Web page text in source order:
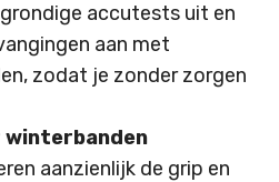
accutests uit en
aan met
zodat je zonder zorgen
winterbanden
aanzienlijk de grip en